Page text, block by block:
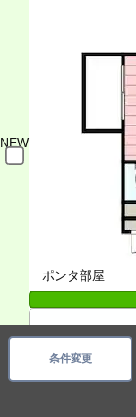
NEW
ポンタ部屋
万円（管理費
敷 － / 礼 －
条件変更